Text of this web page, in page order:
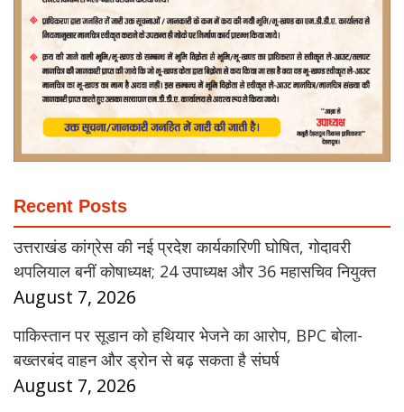
Recent Posts
उत्तराखंड कांग्रेस की नई प्रदेश कार्यकारिणी घोषित, गोदावरी
थपलियाल बनीं कोषाध्यक्ष; 24 उपाध्यक्ष और 36 महासचिव नियुक्त
August 7, 2026
पाकिस्तान पर सूडान को हथियार भेजने का आरोप, BPC बोला-
बख्तरबंद वाहन और ड्रोन से बढ़ सकता है संघर्ष
August 7, 2026